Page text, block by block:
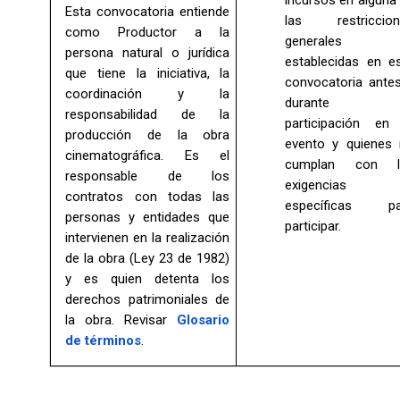
Esta convocatoria entiende
como Productor a la
persona natural o jurídica
que tiene la iniciativa, la
coordinación y la
responsabilidad de la
producción de la obra
cinematográfica. Es el
responsable de los
contratos con todas las
personas y entidades que
intervienen en la realización
de la obra (Ley 23 de 1982)
y es quien detenta los
derechos patrimoniales de
la obra. Revisar Glosario
de términos.
las
generales
establecidas en
convocatoria
durante
participación
evento y quienes
cumplan con
exigencias
específicas
participar.